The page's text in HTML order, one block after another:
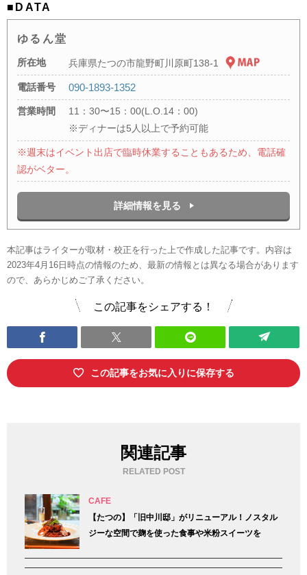
■DATA
ゆるん堂
所在地 兵庫県たつの市龍野町川原町138-1
電話番号 090-1893-1352
営業時間
11：30〜15：00(L.O.14：00)
※ディナーは5人以上で予約可能
※週末はイベント出店で臨時休業することもあるため、電話確
認がベター。
詳細情報を見る
本記事はライターが取材・校正を行った上で作成した記事です。内容は
2023年4月16日時点の情報のため、最新の情報とは異なる場合があります
ので、あらかじめご了承ください。
この記事をシェアする！
この記事をお気に入りに保存する
関連記事
RELATED POST
CAFE
【たつの】「旧中川邸」がリニューアル！ノスタル
ジーな空間で麹を使った食事や米粉スイーツを